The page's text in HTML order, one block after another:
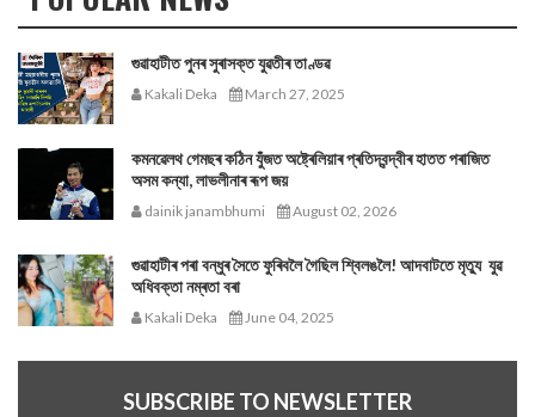
গুৱাহাটীত পুনৰ সুৰাসক্ত যুৱতীৰ তাণ্ডৱ
Kakali Deka March 27, 2025
কমনৱেলথ গেমছৰ কঠিন যুঁজত অষ্ট্ৰেলিয়াৰ প্ৰতিদ্বন্দ্বীৰ হাতত পৰাজিত
অসম কন্যা, লাভলীনাৰ ৰূপ জয়
dainik janambhumi August 02, 2026
গুৱাহাটীৰ পৰা বন্ধুৰ সৈতে ফুৰিবলৈ গৈছিল শ্বিলঙলৈ! আদবাটতে মৃত্যু যুৱ
অধিবক্তা নম্ৰতা বৰা
Kakali Deka June 04, 2025
SUBSCRIBE TO NEWSLETTER